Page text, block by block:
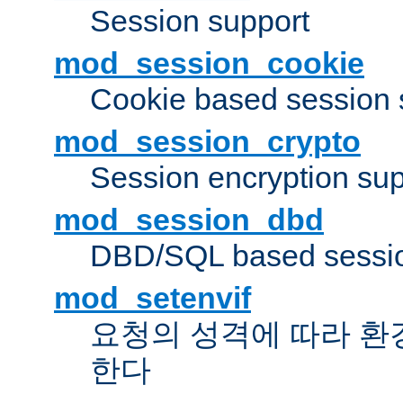
Session support
mod_session_cookie
Cookie based session
mod_session_crypto
Session encryption
mod_session_dbd
DBD/SQL based
mod_setenvif
요청의 성격에 따라
한다